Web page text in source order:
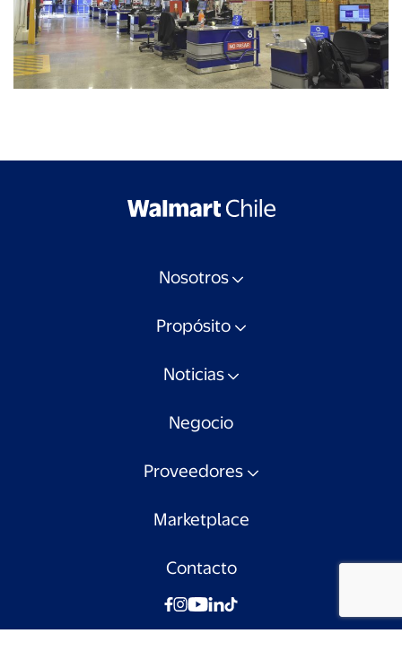
Nosotros
Propósito
Noticias
Negocio
Proveedores
Marketplace
Contacto